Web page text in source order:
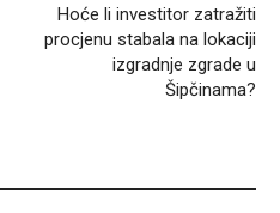
Hoće li investitor zatražiti
procjenu stabala na lokaciji
izgradnje zgrade u
Šipčinama?